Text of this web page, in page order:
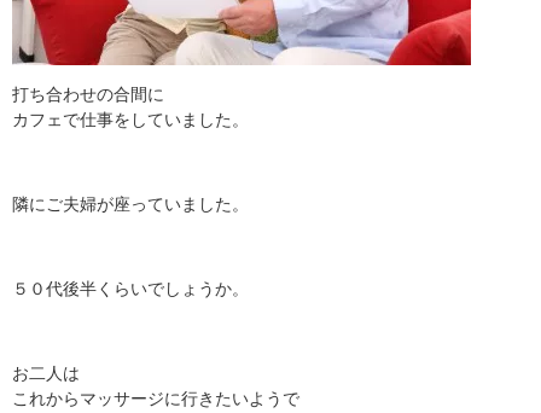
打ち合わせの合間に
カフェで仕事をしていました。
隣にご夫婦が座っていました。
５０代後半くらいでしょうか。
お二人は
これからマッサージに行きたいようで